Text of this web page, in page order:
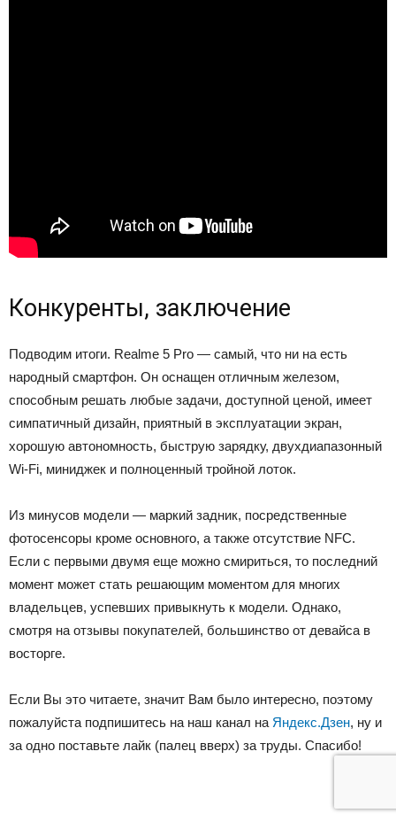
Конкуренты, заключение
Подводим итоги. Realme 5 Pro — самый, что ни на есть
народный смартфон. Он оснащен отличным железом,
способным решать любые задачи, доступной ценой, имеет
симпатичный дизайн, приятный в эксплуатации экран,
хорошую автономность, быструю зарядку, двухдиапазонный
Wi-Fi, миниджек и полноценный тройной лоток.
Из минусов модели — маркий задник, посредственные
фотосенсоры кроме основного, а также отсутствие NFC.
Если с первыми двумя еще можно смириться, то последний
момент может стать решающим моментом для многих
владельцев, успевших привыкнуть к модели. Однако,
смотря на отзывы покупателей, большинство от девайса в
восторге.
Если Вы это читаете, значит Вам было интересно, поэтому
пожалуйста подпишитесь на наш канал на Яндекс.Дзен, ну и
за одно поставьте лайк (палец вверх) за труды. Спасибо!